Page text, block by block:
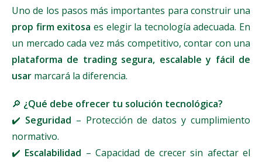
Uno de los pasos más importantes para construir una
prop firm exitosa es elegir la tecnología adecuada. En
un mercado cada vez más competitivo, contar con una
plataforma de trading segura, escalable y fácil de
usar marcará la diferencia.
🔎 ¿Qué debe ofrecer tu solución tecnológica?
✔️ Seguridad – Protección de datos y cumplimiento
normativo.
✔️ Escalabilidad – Capacidad de crecer sin afectar el